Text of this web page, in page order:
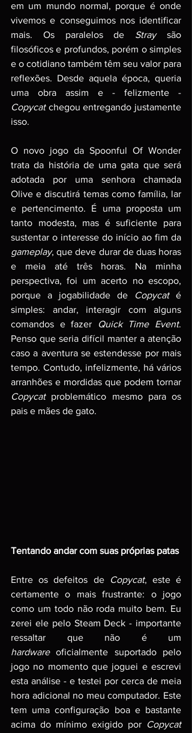
em um mundo normal, porque é onde
vivemos e conseguimos nos identificar
mais. Os paralelos de Stray são
filosóficos e profundos, porém o simples
e o cotidiano também têm seu valor para
reflexões. Desde aquela época, queria
Copycat chegou entregando justamente
isso.
O novo jogo da Spoonful Of Wonder
trata da história de uma gata que será
adotada por uma senhora chamada
Olive e discutirá temas como família, lar
e pertencimento. É uma proposta um
tanto modesta, mas é suficiente para
gameplay, que deve durar de duas horas
e meia até três horas. Na minha
perspectiva, foi um acerto no escopo,
porque a
jogabilidade de Copycat é
simples: andar, interagir com alguns
comandos e fazer
Quick Time Event.
Penso que seria difícil manter a atenção
caso a aventura se estendesse por mais
tempo. Contudo, infelizmente, há vários
Copycat problemático mesmo para os
pais e mães de gato.
Tentando andar com suas próprias patas
Entre os defeitos de Copycat, este é
certamente o mais frustrante: o jogo
como um todo não roda muito bem. Eu
zerei ele pelo Steam Deck - importante
hardware oficialmente suportado pelo
jogo no momento que joguei e escrevi
esta análise - e testei por cerca de meia
hora adicional no meu computador. Este
tem uma configuração boa e bastante
acima do mínimo exigido por
Copycat